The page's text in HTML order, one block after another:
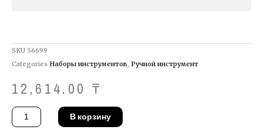
SKU 56699
Categories Наборы инструментов, Ручной инструмент
12,614.00 ₸
Количество
товара
Набор
В корзину